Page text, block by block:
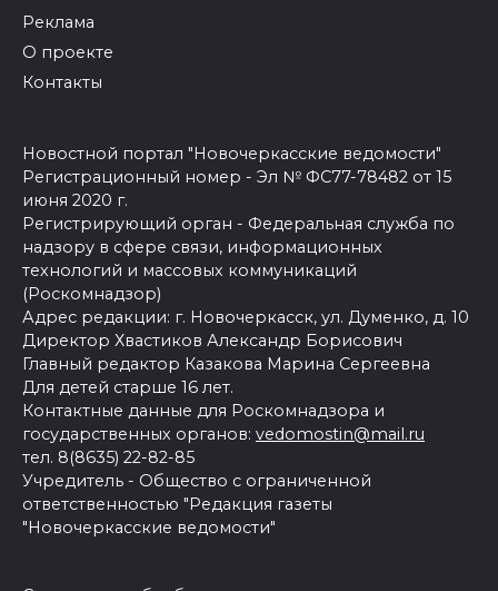
Реклама
О проекте
Контакты
Новостной портал "Новочеркасские ведомости"
Регистрационный номер - Эл № ФС77-78482 от 15
июня 2020 г.
Регистрирующий орган - Федеральная служба по
надзору в сфере связи, информационных
технологий и массовых коммуникаций
(Роскомнадзор)
Адрес редакции: г. Новочеркасск, ул. Думенко, д. 10
Директор Хвастиков Александр Борисович
Главный редактор Казакова Марина Сергеевна
Для детей старше 16 лет.
Контактные данные для Роскомнадзора и
государственных органов: vedomostin@mail.ru
тел. 8(8635) 22-82-85
Учредитель - Общество с ограниченной
ответственностью "Редакция газеты
"Новочеркасские ведомости"